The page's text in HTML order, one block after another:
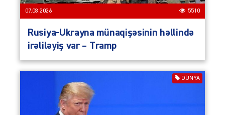
07.08.2026 5510
Rusiya-Ukrayna münaqişəsinin həllində
irəliləyiş var – Tramp
DÜNYA